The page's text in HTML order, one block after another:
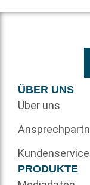
ÜBER UNS
Über uns
Kundenservice
PRODUKTE